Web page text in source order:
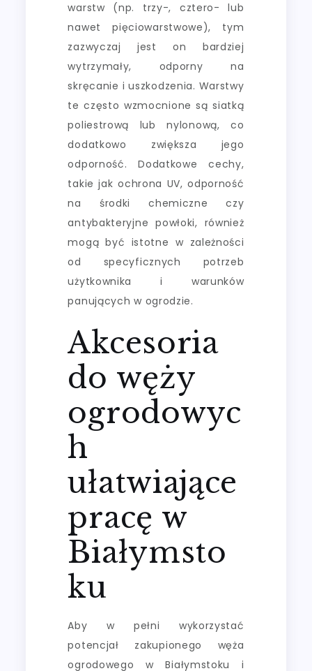
warstw (np. trzy-, cztero- lub
nawet pięciowarstwowe), tym
zazwyczaj jest on bardziej
wytrzymały, odporny na
skręcanie i uszkodzenia. Warstwy
te często wzmocnione są siatką
poliestrową lub nylonową, co
dodatkowo zwiększa jego
odporność. Dodatkowe cechy,
takie jak ochrona UV, odporność
na środki chemiczne czy
antybakteryjne powłoki, również
mogą być istotne w zależności
od specyficznych potrzeb
użytkownika i warunków
panujących w ogrodzie.
Akcesoria
do węży
ogrodowyc
h
ułatwiające
pracę w
Białymsto
ku
Aby w pełni wykorzystać
potencjał zakupionego węża
ogrodowego w Białymstoku i